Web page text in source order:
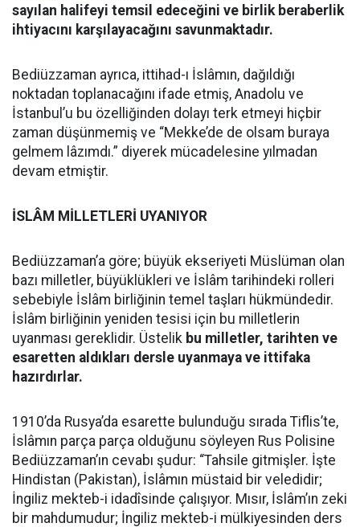
sayılan halifeyi temsil edeceğini ve birlik beraberlik
ihtiyacını karşılayacağını savunmaktadır.
Bediüzzaman ayrıca, ittihad-ı İslâmın, dağıldığı
noktadan toplanacağını ifade etmiş, Anadolu ve
İstanbul’u bu özelliğinden dolayı terk etmeyi hiçbir
zaman düşünmemiş ve “Mekke’de de olsam buraya
gelmem lâzımdı.” diyerek mücadelesine yılmadan
devam etmiştir.
İSLÂM MİLLETLERİ UYANIYOR
Bediüzzaman’a göre; büyük ekseriyeti Müslüman olan
bazı milletler, büyüklükleri ve İslâm tarihindeki rolleri
sebebiyle İslâm birliğinin temel taşları hükmündedir.
İslâm birliğinin yeniden tesisi için bu milletlerin
uyanması gereklidir. Üstelik bu milletler, tarihten ve
esaretten aldıkları dersle uyanmaya ve ittifaka
hazırdırlar.
1910’da Rusya’da esarette bulunduğu sırada Tiflis’te,
İslâmın parça parça olduğunu söyleyen Rus Polisine
Bediüzzaman’ın cevabı şudur: “Tahsile gitmişler. İşte
Hindistan (Pakistan), İslâmın müstaid bir veledidir;
İngiliz mekteb-i idadîsinde çalışıyor. Mısır, İslâm’ın zeki
bir mahdumudur; İngiliz mekteb-i mülkiyesinden ders